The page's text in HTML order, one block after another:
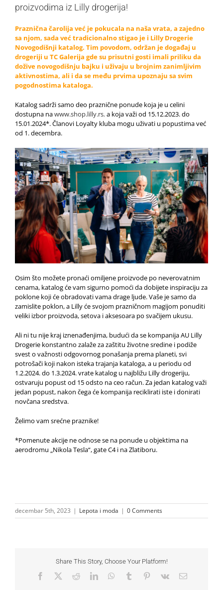
proizvodima iz Lilly drogerija!
Praznična čarolija već je pokucala na naša vrata, a zajedno
sa njom, sada već tradicionalno stigao je i Lilly Drogerie
Novogodišnji katalog. Tim povodom, održan je događaj u
drogeriji u TC Galerija gde su prisutni gosti imali priliku da
dožive novogodišnju bajku i uživaju u brojnim zanimljivim
aktivnostima, ali i da se među prvima upoznaju sa svim
pogodnostima kataloga.
Katalog sadrži samo deo praznične ponude koja je u celini
dostupna nawww.shop.lilly.rs,a koja važi od 15.12.2023. do
15.01.2024*. Članovi Loyalty kluba mogu uživati u popustima već
od 1. decembra.
Osim što možete pronaći omiljene proizvode po neverovatnim
cenama, katalog će vam sigurno pomoći da dobijete inspiraciju za
poklone koji će obradovati vama drage ljude. Vaše je samo da
zamislite poklon, a Lilly će svojom prazničnom magijom ponuditi
veliki izbor proizvoda, setova i aksesoara po svačijem ukusu.
Ali ni tu nije kraj iznenađenjima, budući da se kompanija AU Lilly
Drogerie konstantno zalaže za zaštitu životne sredine i podiže
svest o važnosti odgovornog ponašanja prema planeti, svi
potrošači koji nakon isteka trajanja kataloga, a u periodu od
1.2.2024. do 1.3.2024. vrate katalog u najbližu Lilly drogeriju,
ostvaruju popust od 15 odsto na ceo račun. Za jedan katalog važi
jedan popust, nakon čega će kompanija reciklirati iste i donirati
novčana sredstva.
Želimo vam srećne praznike!
*Pomenute akcije ne odnose se na ponude u objektima na
aerodromu „Nikola Tesla“, gate C4 i na Zlatiboru.
decembar 5th, 2023 | Lepota i moda | 0 Comments
Share This Story, Choose Your Platform!
Facebook RedditLinkedInWhatsApp
Tumblr Pinterest
Vk Email